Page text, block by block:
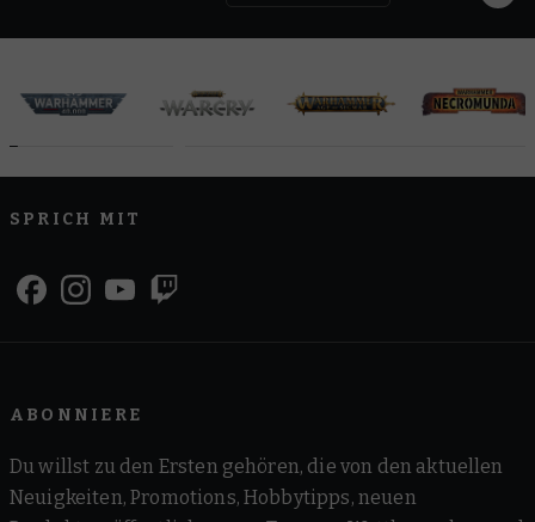
SPRICH MIT
ABONNIERE
Du willst zu den Ersten gehören, die von den aktuellen
Neuigkeiten, Promotions, Hobbytipps, neuen